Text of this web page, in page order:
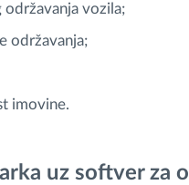
održavanja vozila;
održavanja;
imovine.
uz softver za